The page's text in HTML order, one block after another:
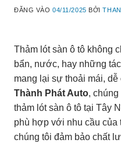
ĐĂNG VÀO04/11/2025 BỞI
Thảm lót sàn ô tô không
bẩn, nước, hay những
mang lại sự thoải mái,
Thành Phát Auto,
thảm lót sàn ô tô tại Tây
phù hợp với nhu cầu của
chúng tôi đảm bảo chất